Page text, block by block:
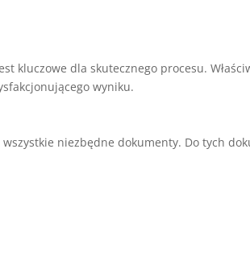
kluczowe dla skutecznego procesu.
wyniku.
niezbędne dokumenty. Do tych